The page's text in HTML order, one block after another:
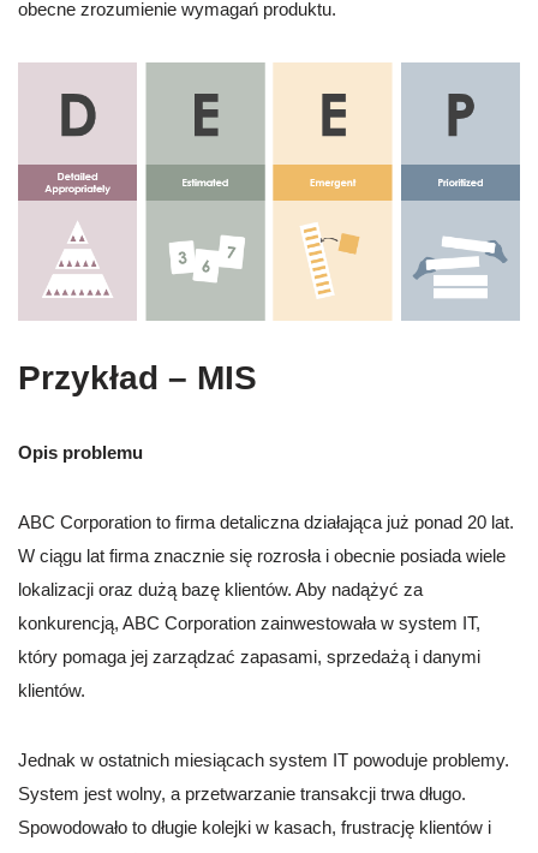
obecne zrozumienie wymagań produktu.
Przykład – MIS
Opis problemu
ABC Corporation to firma detaliczna działająca już ponad 20 lat.
W ciągu lat firma znacznie się rozrosła i obecnie posiada wiele
lokalizacji oraz dużą bazę klientów. Aby nadążyć za
konkurencją, ABC Corporation zainwestowała w system IT,
który pomaga jej zarządzać zapasami, sprzedażą i danymi
klientów.
Jednak w ostatnich miesiącach system IT powoduje problemy.
System jest wolny, a przetwarzanie transakcji trwa długo.
Spowodowało to długie kolejki w kasach, frustrację klientów i